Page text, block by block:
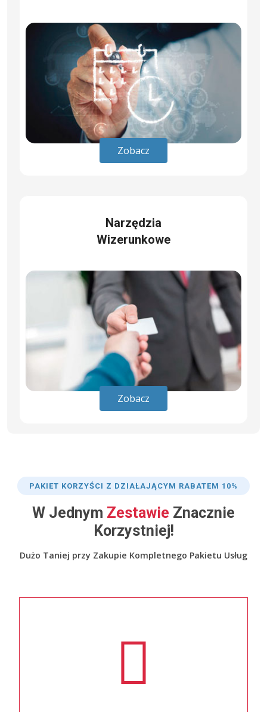
Zobacz
Narzędzia
Wizerunkowe
Zobacz
PAKIET KORZYŚCI Z DZIAŁAJĄCYM RABATEM 10%
W Jednym Zestawie Znacznie
Korzystniej!
Dużo Taniej przy Zakupie Kompletnego Pakietu Usług